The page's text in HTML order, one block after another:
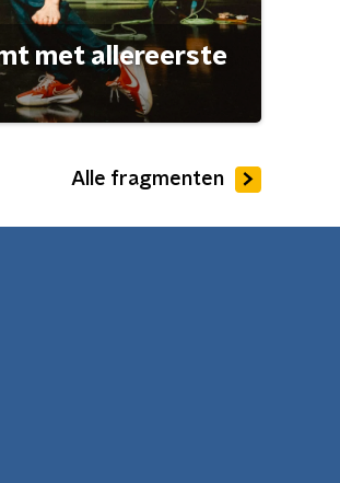
met allereerste
Alle fragmenten